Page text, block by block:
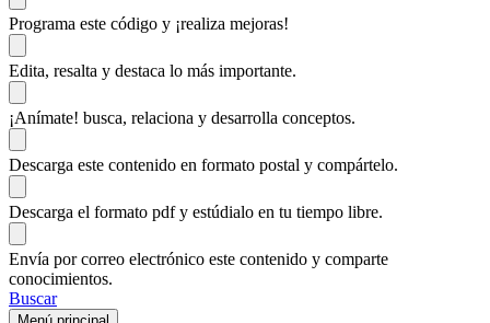
Programa este código y ¡realiza mejoras!
Edita, resalta y destaca lo más importante.
¡Anímate! busca, relaciona y desarrolla conceptos.
Descarga este contenido en formato postal y compártelo.
Descarga el formato pdf y estúdialo en tu tiempo libre.
Envía por correo electrónico este contenido y comparte
conocimientos.
Buscar